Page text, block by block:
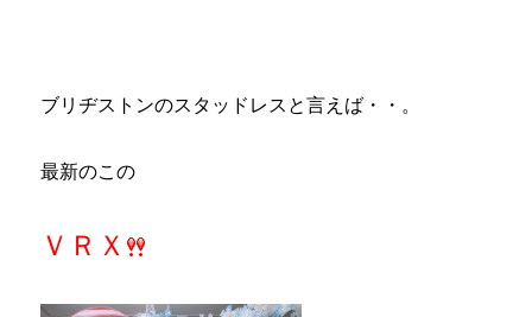
ブリヂストンのスタッドレスと言えば・・。
最新のこの
ＶＲＸ